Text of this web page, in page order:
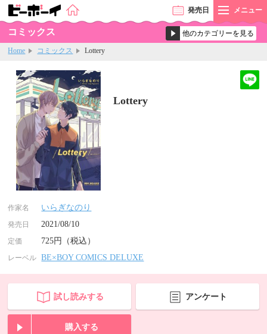
発売日 メニュー
コミックス
Home コミックス Lottery
Lottery
作家名 いらぎなのり
発売日 2021/08/10
定価 725円（税込）
レーベル BE×BOY COMICS DELUXE
試し読みする アンケート
購入する